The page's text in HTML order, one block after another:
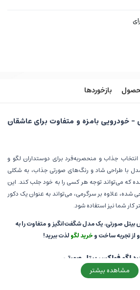
رای
بازخوردها
خودرویی بامزه و متفاوت برای عاشقان
جذاب و منحصربه‌فرد برای دوستداران لگو و
با طراحی شاد و رنگ‌های صورتی جذاب، به شکلی
که می‌تواند توجه هر کسی را به خود جلب کند. این
شده، علاوه بر سرگرمی، می‌تواند به عنوان یک دکور
کار شما نیز استفاده شود.
صورتی، یک مدل شگفت‌انگیز و متفاوت را به
از تجربه ساخت وخرید لگولذت ببرید!
لگو فولکس بیتل صورتی
و قطعات متنوع، یک انتخاب عالی برای علاقه‌مندان
خلاقانه است. این مدل با استفاده از قطعات با
مشاهده بیشتر